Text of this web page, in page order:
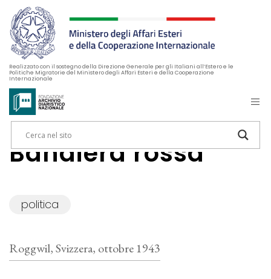
Realizzato con il sostegno della Direzione Generale per gli Italiani all’Estero e le
Politiche Migratorie del Ministero degli Affari Esteri e della Cooperazione
Internazionale
Bandiera rossa
politica
Roggwil, Svizzera, ottobre 1943